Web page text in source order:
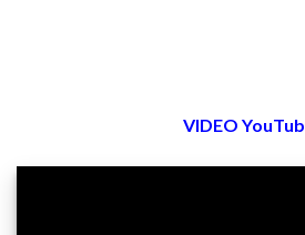
VIDEO